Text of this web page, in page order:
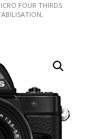
FOUR THIRDS